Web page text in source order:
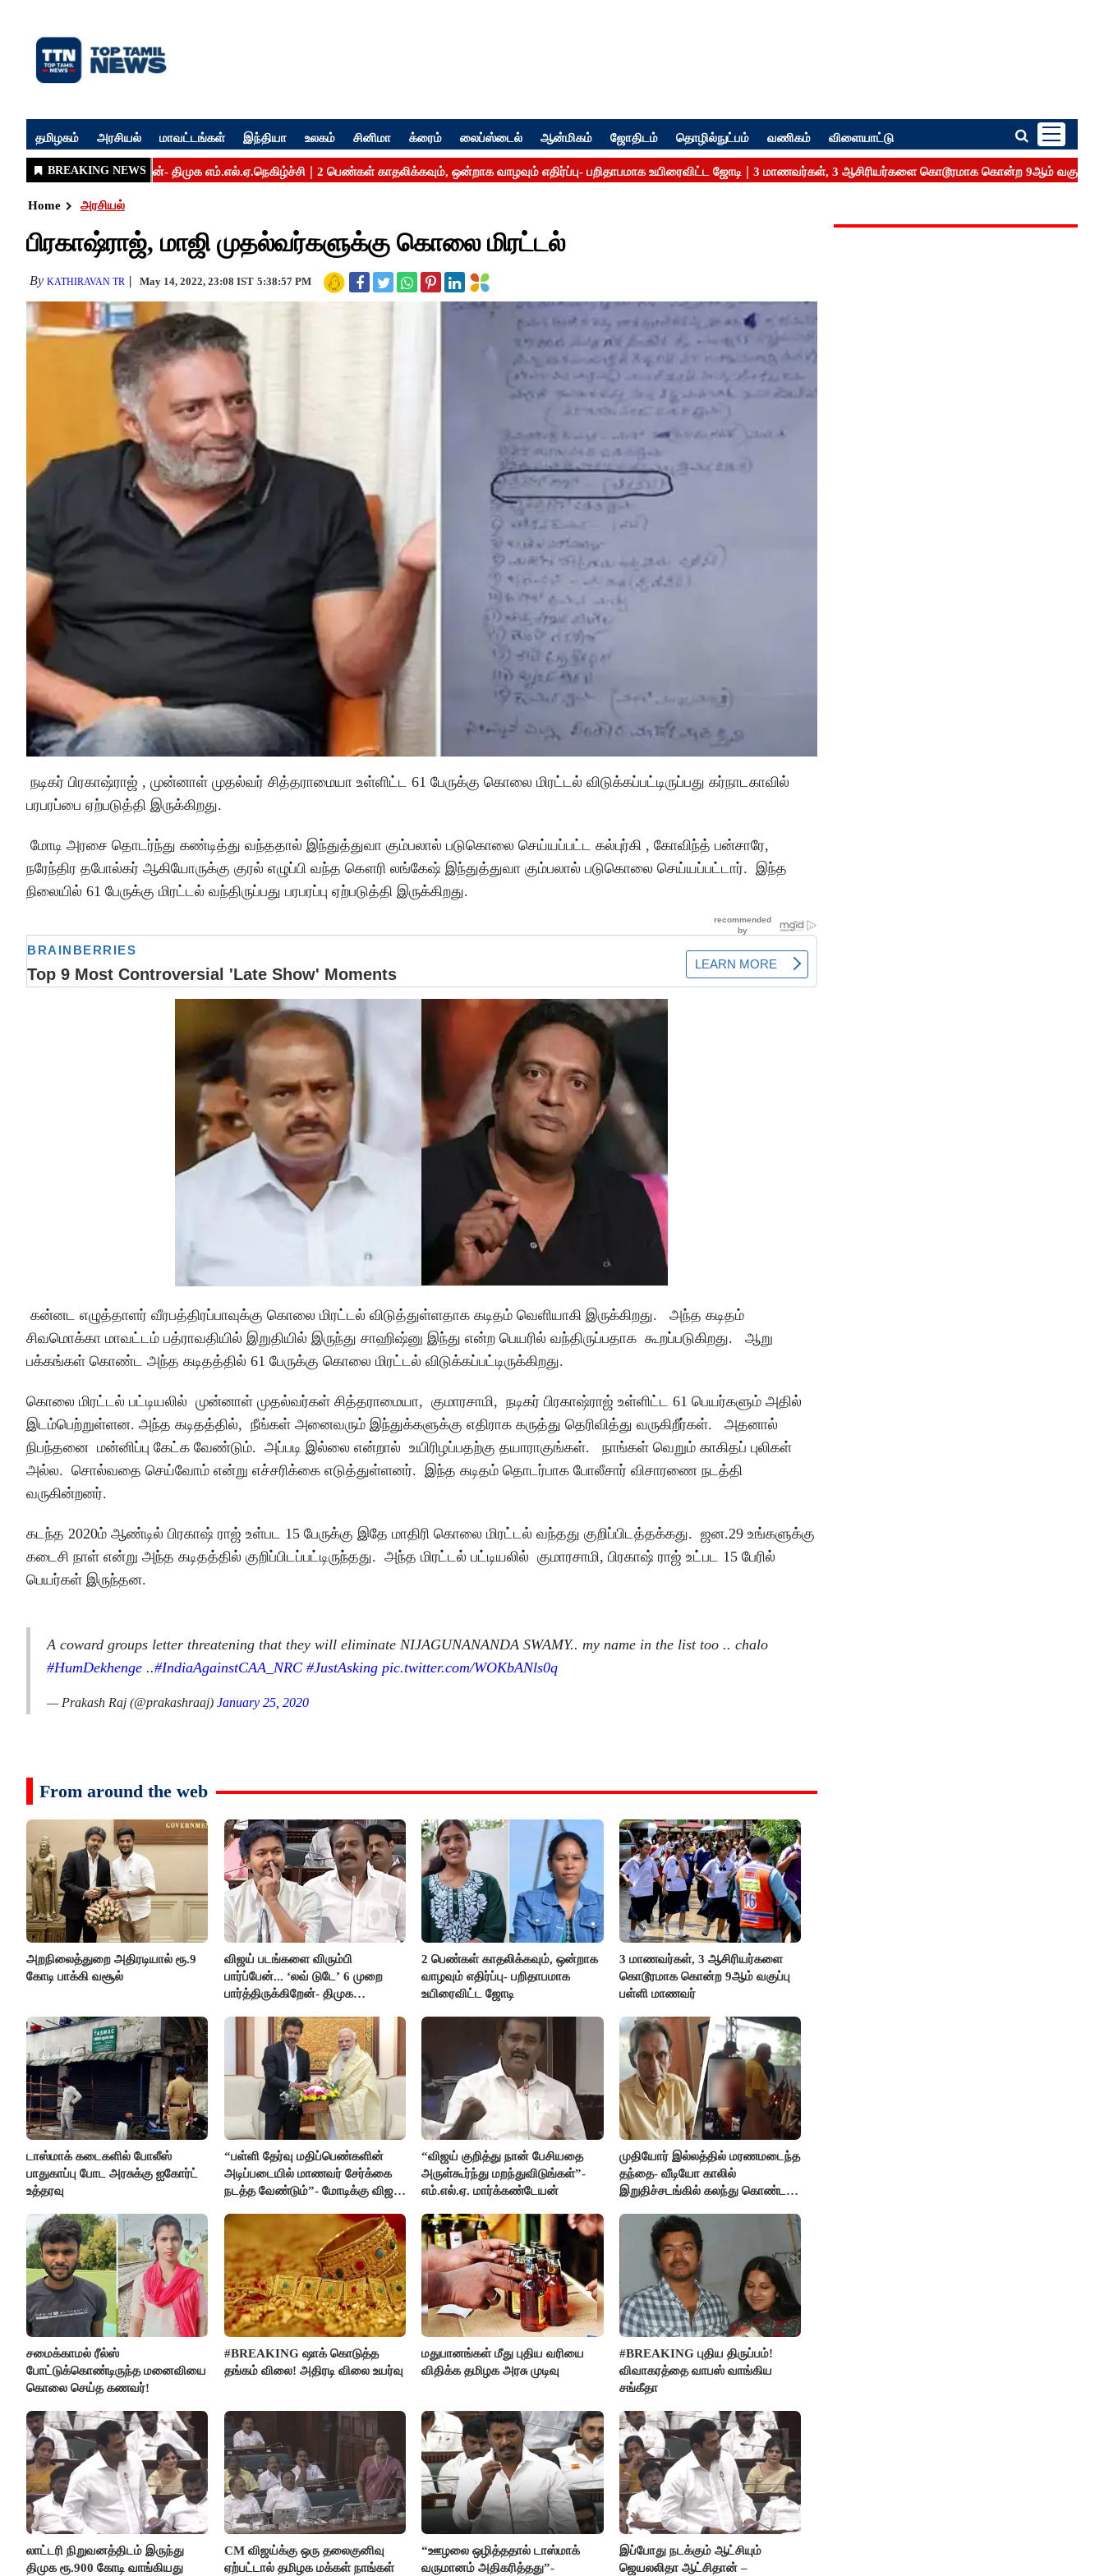
தமிழகம் அரசியல் மாவட்டங்கள் இந்தியா உலகம் சினிமா க்ரைம் லைப்ஸ்டைல் ஆன்மிகம் ஜோதிடம் தொழில்நுட்பம் வணிகம் விளையாட்டு
Home அரசியல்
பிரகாஷ்ராஜ், மாஜி முதல்வர்களுக்கு கொலை மிரட்டல்
By KATHIRAVAN TR May 14, 2022, 23:08 IST 5:38:57 PM
நடிகர் பிரகாஷ்ராஜ் , முன்னாள் முதல்வர் சித்தராமையா உள்ளிட்ட 61 பேருக்கு கொலை மிரட்டல் விடுக்கப்பட்டிருப்பது கர்நாடகாவில்
பரபரப்பை ஏற்படுத்தி இருக்கிறது.
மோடி அரசை தொடர்ந்து கண்டித்து வந்ததால் இந்துத்துவா கும்பலால் படுகொலை செய்யப்பட்ட கல்புர்கி , கோவிந்த் பன்சாரே,
நரேந்திர தபோல்கர் ஆகியோருக்கு குரல் எழுப்பி வந்த கௌரி லங்கேஷ் இந்துத்துவா கும்பலால் படுகொலை செய்யப்பட்டார். இந்த
நிலையில் 61 பேருக்கு மிரட்டல் வந்திருப்பது பரபரப்பு ஏற்படுத்தி இருக்கிறது.
கன்னட எழுத்தாளர் வீரபத்திரப்பாவுக்கு கொலை மிரட்டல் விடுத்துள்ளதாக கடிதம் வெளியாகி இருக்கிறது. அந்த கடிதம்
சிவமொக்கா மாவட்டம் பத்ராவதியில் இறுதியில் இருந்து சாஹிஷ்னு இந்து என்ற பெயரில் வந்திருப்பதாக கூறப்படுகிறது. ஆறு
பக்கங்கள் கொண்ட அந்த கடிதத்தில் 61 பேருக்கு கொலை மிரட்டல் விடுக்கப்பட்டிருக்கிறது.
கொலை மிரட்டல் பட்டியலில் முன்னாள் முதல்வர்கள் சித்தராமையா, குமாரசாமி, நடிகர் பிரகாஷ்ராஜ் உள்ளிட்ட 61 பெயர்களும் அதில்
இடம்பெற்றுள்ளன. அந்த கடிதத்தில், நீங்கள் அனைவரும் இந்துக்களுக்கு எதிராக கருத்து தெரிவித்து வருகிறீர்கள். அதனால்
நிபந்தனை மன்னிப்பு கேட்க வேண்டும். அப்படி இல்லை என்றால் உயிரிழப்பதற்கு தயாராகுங்கள். நாங்கள் வெறும் காகிதப் புலிகள்
அல்ல. சொல்வதை செய்வோம் என்று எச்சரிக்கை எடுத்துள்ளனர். இந்த கடிதம் தொடர்பாக போலீசார் விசாரணை நடத்தி
வருகின்றனர்.
கடந்த 2020ம் ஆண்டில் பிரகாஷ் ராஜ் உள்பட 15 பேருக்கு இதே மாதிரி கொலை மிரட்டல் வந்தது குறிப்பிடத்தக்கது. ஜன.29 உங்களுக்கு
கடைசி நாள் என்று அந்த கடிதத்தில் குறிப்பிடப்பட்டிருந்தது. அந்த மிரட்டல் பட்டியலில் குமாரசாமி, பிரகாஷ் ராஜ் உட்பட 15 பேரில்
பெயர்கள் இருந்தன.
A coward groups letter threatening that they will eliminate NIJAGUNANANDA SWAMY.. my name in the list too .. chalo
#HumDekhenge ..#IndiaAgainstCAA_NRC #JustAsking pic.twitter.com/WOKbANls0q
— Prakash Raj (@prakashraaj) January 25, 2020
From around the web
அறநிலைத்துறை அதிரடியால் ரூ.9
கோடி பாக்கி வசூல்
விஜய் படங்களை விரும்பி
பார்ப்பேன்... ‘லவ் டுடே’ 6 முறை
பார்த்திருக்கிறேன்- திமுக
2 பெண்கள் காதலிக்கவும், ஒன்றாக
வாழவும் எதிர்ப்பு- பறிதாபமாக
உயிரைவிட்ட ஜோடி
3 மாணவர்கள், 3 ஆசிரியர்களை
கொடூரமாக கொன்ற 9ஆம் வகுப்பு
பள்ளி மாணவர்
டாஸ்மாக் கடைகளில் போலீஸ்
பாதுகாப்பு போட அரசுக்கு ஐகோர்ட்
உத்தரவு
“பள்ளி தேர்வு மதிப்பெண்களின்
அடிப்படையில் மாணவர் சேர்க்கை
நடத்த வேண்டும்”- மோடிக்கு விஜய்
“விஜய் குறித்து நான் பேசியதை
அருள்கூர்ந்து மறந்துவிடுங்கள்”-
எம்.எல்.ஏ. மார்க்கண்டேயன்
முதியோர் இல்லத்தில் மரணமடைந்த
தந்தை- வீடியோ காலில்
இறுதிச்சடங்கில் கலந்து கொண்ட
சமைக்காமல் ரீல்ஸ்
போட்டுக்கொண்டிருந்த மனைவியை
கொலை செய்த கணவர்!
#BREAKING ஷாக் கொடுத்த
தங்கம் விலை! அதிரடி விலை உயர்வு
மதுபானங்கள் மீது புதிய வரியை
விதிக்க தமிழக அரசு முடிவு
#BREAKING புதிய திருப்பம்!
விவாகரத்தை வாபஸ் வாங்கிய
சங்கீதா
லாட்டரி நிறுவனத்திடம் இருந்து
திமுக ரூ.900 கோடி வாங்கியது
CM விஜய்க்கு ஒரு தலைகுனிவு
ஏற்பட்டால் தமிழக மக்கள் நாங்கள்
“ஊழலை ஒழித்ததால் டாஸ்மாக்
வருமானம் அதிகரித்தது”-
இப்போது நடக்கும் ஆட்சியும்
ஜெயலலிதா ஆட்சிதான் –